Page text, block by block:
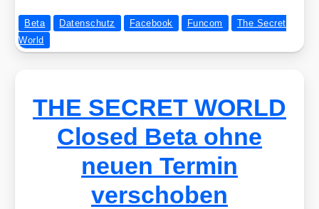
Beta Datenschutz Facebook Funcom
The Secret
World
THE SECRET WORLD
Closed Beta ohne
neuen Termin
verschoben